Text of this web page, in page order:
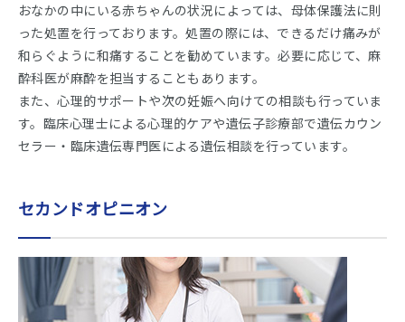
おなかの中にいる赤ちゃんの状況によっては、母体保護法に則
った処置を行っております。処置の際には、できるだけ痛みが
和らぐように和痛することを勧めています。必要に応じて、麻
酔科医が麻酔を担当することもあります。
また、心理的サポートや次の妊娠へ向けての相談も行っていま
す。臨床心理士による心理的ケアや遺伝子診療部で遺伝カウン
セラー・臨床遺伝専門医による遺伝相談を行っています。
セカンドオピニオン